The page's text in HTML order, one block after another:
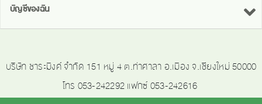
บัญชีของฉัน
บริษัท ชาระมิงค์ จำกัด 151 หมู่ 4 ต.ท่าศาลา อ.เมือง จ.เชียงใหม่ 50000
โทร 053-242292 แฟกซ์ 053-242616